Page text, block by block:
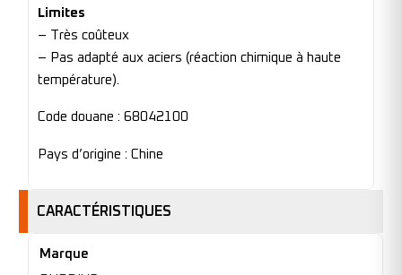
Limites
– Très coûteux
– Pas adapté aux aciers (réaction chimique à haute
température).
Code douane : 68042100
Pays d’origine : Chine
CARACTÉRISTIQUES
Marque